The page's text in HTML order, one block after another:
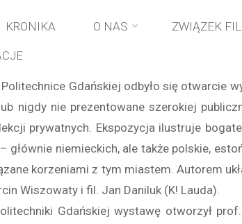
KRONIKA O NAS ZWIĄZEK
główna
Gdańskiej odbyło się otwarcie
nigdy nie prezentowane szerokiej
prywatnych. Ekspozycja ilustruje
głównie niemieckich, ale także polskie,
korzeniami z tym miastem. Autorem
Wiszowaty i fil. Jan Daniluk (K! Lauda).
Gdańskiej wystawę otworzył